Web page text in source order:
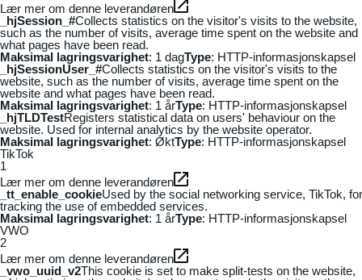
Lær mer om denne leverandøren
_hjSession_#Collects statistics on the visitor's visits to the website,
such as the number of visits, average time spent on the website and
what pages have been read.
Maksimal lagringsvarighet: 1 dagType: HTTP-informasjonskapsel
_hjSessionUser_#Collects statistics on the visitor's visits to the
website, such as the number of visits, average time spent on the
website and what pages have been read.
Maksimal lagringsvarighet: 1 årType: HTTP-informasjonskapsel
_hjTLDTestRegisters statistical data on users' behaviour on the
website. Used for internal analytics by the website operator.
Maksimal lagringsvarighet: ØktType: HTTP-informasjonskapsel
TikTok
1
Lær mer om denne leverandøren
_tt_enable_cookieUsed by the social networking service, TikTok, for
tracking the use of embedded services.
Maksimal lagringsvarighet: 1 årType: HTTP-informasjonskapsel
VWO
2
Lær mer om denne leverandøren
_vwo_uuid_v2This cookie is set to make split-tests on the website,